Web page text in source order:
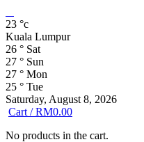
23 °c
Kuala Lumpur
26 ° Sat
27 ° Sun
27 ° Mon
25 ° Tue
Saturday, August 8, 2026
Cart /RM0.00
No products in the cart.